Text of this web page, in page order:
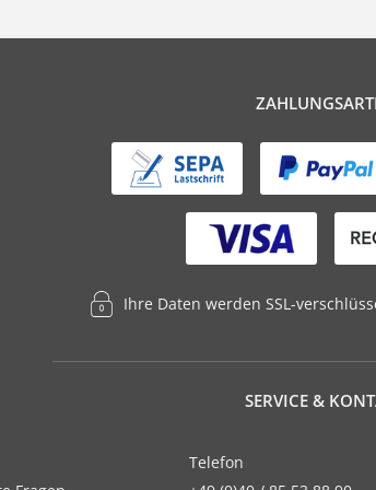
Ihre Daten werden SSL-
SERVICE &
Telefon